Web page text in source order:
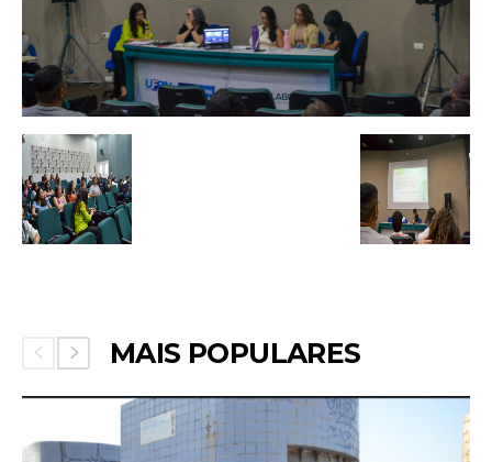
MAIS POPULARES